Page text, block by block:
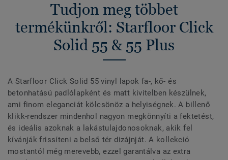
Tudjon meg többet
termékünkről: Starfloor Click
Solid 55 & 55 Plus
A Starfloor Click Solid 55 vinyl lapok fa-, kő- és
betonhatású padlólapként és matt kivitelben készülnek,
ami finom eleganciát kölcsönöz a helyiségnek. A billenő
klikk-rendszer mindenhol nagyon megkönnyíti a fektetést,
és ideális azoknak a lakástulajdonosoknak, akik fel
kívánják frissíteni a belső tér dizájnját. A kollekció
mostantól még merevebb, ezzel garantálva az extra